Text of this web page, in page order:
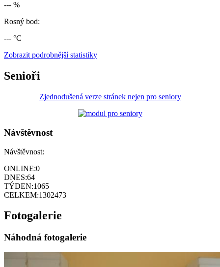
--- %
Rosný bod:
--- °C
Zobrazit podrobnější statistiky
Senioři
Zjednodušená verze stránek nejen pro seniory
Návštěvnost
Návštěvnost:
ONLINE:0
DNES:64
TÝDEN:1065
CELKEM:1302473
Fotogalerie
Náhodná fotogalerie